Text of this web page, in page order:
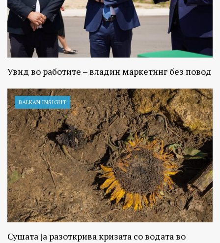
Увид во работите – владин маркетинг без повод
BALKAN INSIGHT
Сушата ја разоткрива кризата со водата во